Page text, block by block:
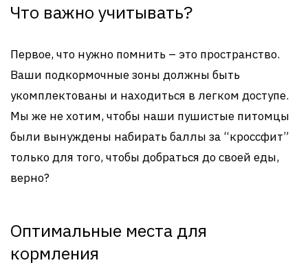
Что важно учитывать?
Первое, что нужно помнить – это пространство.
Ваши подкормочные зоны должны быть
укомплектованы и находиться в легком доступе.
Мы же не хотим, чтобы наши пушистые питомцы
были вынуждены набирать баллы за “кроссфит”
только для того, чтобы добраться до своей еды,
верно?
Оптимальные места для
кормления